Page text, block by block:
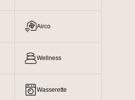
Airco
Wellness
Wasserette